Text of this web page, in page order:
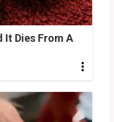
It Dies From A